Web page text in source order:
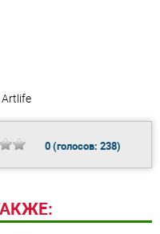
Artlife
0(голосов: 238)